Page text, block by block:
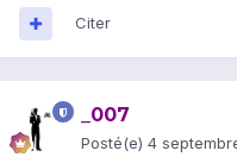
Citer
_007
Posté(e) 4